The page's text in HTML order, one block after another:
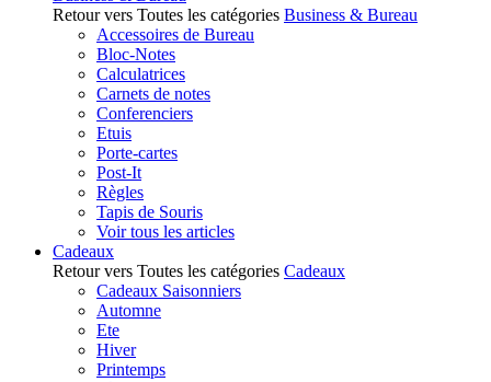
Retour vers Toutes les catégories Business & Bureau
Accessoires de Bureau
Bloc-Notes
Calculatrices
Carnets de notes
Conferenciers
Etuis
Porte-cartes
Post-It
Règles
Tapis de Souris
Voir tous les articles
Cadeaux
Retour vers Toutes les catégories Cadeaux
Cadeaux Saisonniers
Automne
Ete
Hiver
Printemps